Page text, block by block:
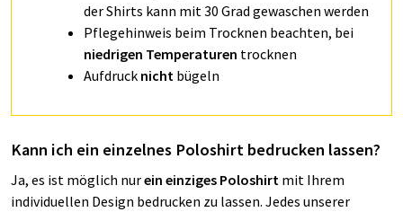
der Shirts kann mit 30 Grad gewaschen werden
Pflegehinweis beim Trocknen beachten, bei
niedrigen Temperaturen trocknen
Aufdruck nicht bügeln
Kann ich ein einzelnes Poloshirt bedrucken lassen?
Ja, es ist möglich nurein einziges Poloshirt mit Ihrem
individuellen Design bedrucken zu lassen. Jedes unserer